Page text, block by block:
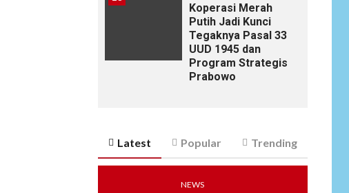
Koperasi Merah
Putih Jadi Kunci
Tegaknya Pasal 33
UUD 1945 dan
Program Strategis
Prabowo
Latest Popular Trending
NEWS